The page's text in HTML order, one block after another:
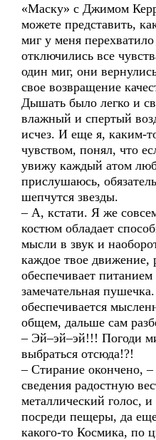
«Маску» с Джимом
можете представить,
миг у меня
отключились все
один миг, они
свое возвращение
Дышать было легко и
влажный и спертый
исчез. И еще я, каким-
чувством, понял, что
увижу каждый атом
прислушаюсь,
шепчутся звезды.
– А, кстати. Я же
костюм обладает
мысли в звук и
каждое твое движение,
обеспечивает
замечательная
обеспечивается
общем, дальше сам
– Эй–эй–эй!!! Погоди
выбраться отсюда!?!
– Стирание окончено, –
сведения радостную
металлический голос, и
посреди пещеры, да
какого-то Космика, по